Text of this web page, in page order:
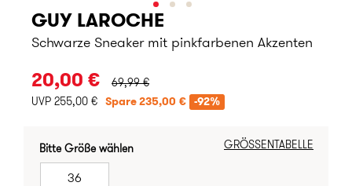
GUY LAROCHE
Schwarze Sneaker mit pinkfarbenen Akzenten
20,00 € URSPRÜNGLICHER PREIS:
69,99 €
UVP 255,00 €
Spare 235,00 € -92%
GRÖSSENTABELLE
Bitte Größe wählen
36